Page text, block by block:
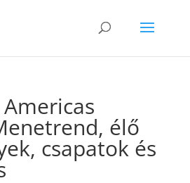
élő
csapatok és